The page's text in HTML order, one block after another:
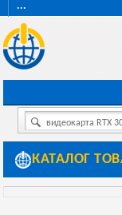
···
видеокарта RTX
КАТАЛОГ